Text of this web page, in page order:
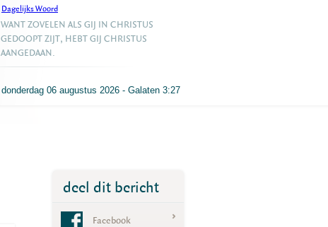
Dagelijks Woord
donderdag 06 augustus 2026 - Galaten 3:27
WANT ZOVELEN ALS GIJ IN CHRISTUS
GEDOOPT ZIJT, HEBT GIJ CHRISTUS
AANGEDAAN.
deel dit bericht
Facebook